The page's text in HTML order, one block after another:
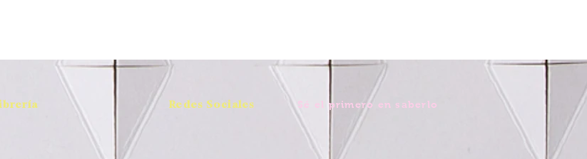
Redes Sociales Sé el primero en saberlo